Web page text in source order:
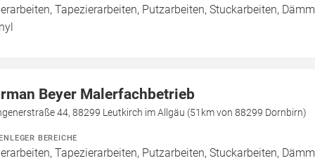
Tapezierarbeiten, Putzarbeiten, Stuckarbeiten,
Beyer Malerfachbetrieb
44, 88299 Leutkirch im Allgäu (51km von 88299 Dornbirn)
BEREICHE
Tapezierarbeiten, Putzarbeiten, Stuckarbeiten,